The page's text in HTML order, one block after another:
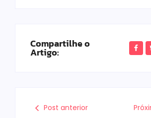
Compartilhe o
Artigo:
Post anterior